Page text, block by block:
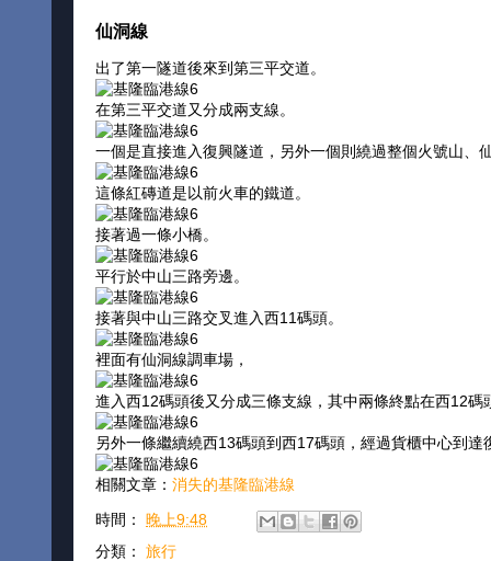
仙洞線
出了第一隧道後來到第三平交道。
在第三平交道又分成兩支線。
一個是直接進入復興隧道，另外一個則繞過整個火號山、仙
這條紅磚道是以前火車的鐵道。
接著過一條小橋。
平行於中山三路旁邊。
接著與中山三路交叉進入西11碼頭。
裡面有仙洞線調車場，
進入西12碼頭後又分成三條支線，其中兩條終點在西12碼
另外一條繼續繞西13碼頭到西17碼頭，經過貨櫃中心到達
相關文章： 消失的基隆臨港線
時間： 晚上9:48
分類： 旅行